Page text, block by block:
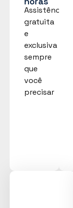
Assistência
gratuita
e
exclusiva
sempre
que
você
precisar